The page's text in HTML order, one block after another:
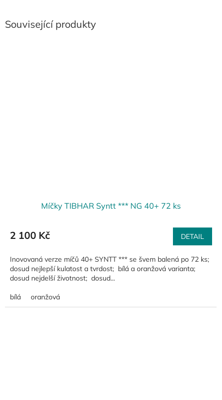
Související produkty
Míčky TIBHAR Syntt *** NG 40+ 72 ks
2 100 Kč DETAIL
Inovovaná verze míčů 40+ SYNTT *** se švem balená po 72 ks;
dosud nejlepší kulatost a tvrdost; bílá a oranžová varianta;
dosud nejdelší životnost; dosud...
bílá oranžová